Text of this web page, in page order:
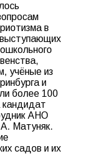
в
учёные из
и
более 100
АНО
Матуняк.
садов и их